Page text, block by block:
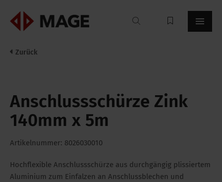
Mageroof
Zurück
Anschlussschürze Zink
140mm x 5m
Artikelnummer: 8026030010
Hochflexible Anschlussschürze aus durchgängig plissiertem
Aluminium zum Einfalzen an Anschlussblechen und